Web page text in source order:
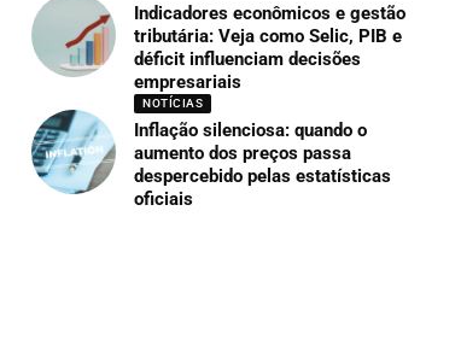
Indicadores econômicos e gestão
tributária: Veja como Selic, PIB e
déficit influenciam decisões
empresariais
NOTÍCIAS
Inflação silenciosa: quando o
aumento dos preços passa
despercebido pelas estatísticas
oficiais